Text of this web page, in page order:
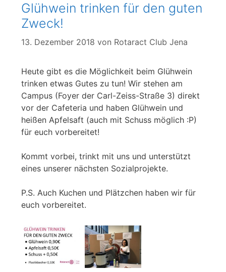
Glühwein trinken für den guten
Zweck!
13. Dezember 2018 von Rotaract Club Jena
Heute gibt es die Möglichkeit beim Glühwein
trinken etwas Gutes zu tun! Wir stehen am
Campus (Foyer der Carl-Zeiss-Straße 3) direkt
vor der Cafeteria und haben Glühwein und
heißen Apfelsaft (auch mit Schuss möglich :P)
für euch vorbereitet!
Kommt vorbei, trinkt mit uns und unterstützt
eines unserer nächsten Sozialprojekte.
P.S. Auch Kuchen und Plätzchen haben wir für
euch vorbereitet.